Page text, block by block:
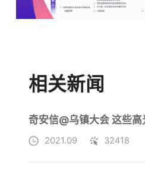
相关新闻
奇安信@乌镇大会 这些
2021.09 32418